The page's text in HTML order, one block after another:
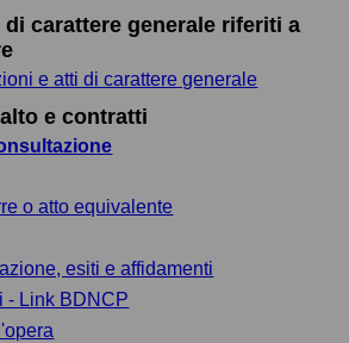
carattere generale riferiti a
e atti di carattere generale
e contratti
o atto equivalente
esiti e affidamenti
- Link BDNCP